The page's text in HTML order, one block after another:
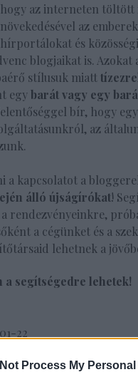
Process My
hogy az interneten töltött
növekedésével az
hírportálokat és
blogjaikat is. Azokat
stílusuk miatt
egybarát vagy egy
bír, hogy
az
a kapcsolatot a
álló újságírókat!
rendezvényeinkre,
a cégünket és a
lehetnek a
a segítségedre lehetek!
22